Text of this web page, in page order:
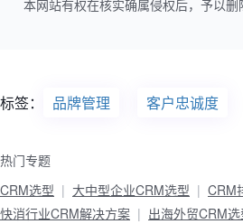
本网站有权在核实确属侵权后，予以删
标签： 品牌管理 客户忠诚度
热门专题
CRM选型
大中型企业CRM选型 CRM
快消行业CRM解决方案
出海外贸CRM选